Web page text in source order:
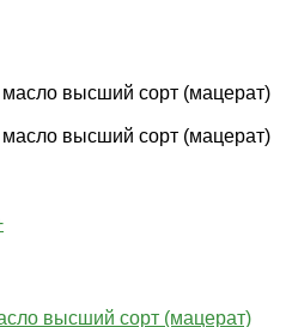
высший сорт (мацерат)